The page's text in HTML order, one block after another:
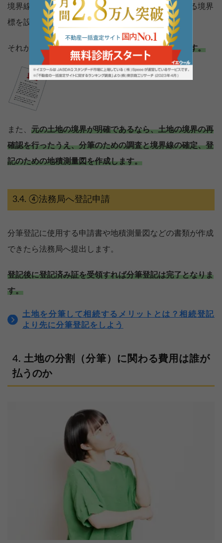
境界線と分筆する境界線を確定し、境界の目印となる境界
標を設置します。
それから 合意の証明書となる境界確認書を作成します。
また、 元の土地の境界が明確であるなら、土地の境界の再
確認を行ったうえ、分筆のための調査と境界線の確定、登
記のための地積測量図を作成します。
④法務局へ登記申請
分筆登記に使用する申請書や地積測量図などの書類が作成
できたら法務局へ提出します。
登記後に登記済み証を受領すれば分筆登記は完了となりま
す。
土地を分筆して相続するメリットとは？相続登記
より先に分筆登記をしよう
土地の分割（分筆）に関わる費用は誰が
払うのか